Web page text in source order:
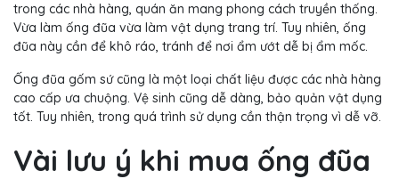
trong các nhà hàng, quán ăn mang phong cách truyền thống.
Vừa làm ống đũa vừa làm vật dụng trang trí. Tuy nhiên, ống
đũa này cần để khô ráo, tránh để nơi ẩm ướt dễ bị ẩm mốc.
Ống đũa gốm sứ cũng là một loại chất liệu được các nhà hàng
cao cấp ưa chuộng. Vệ sinh cũng dễ dàng, bảo quản vật dụng
tốt. Tuy nhiên, trong quá trình sử dụng cần thận trọng vì dễ vỡ.
Vài lưu ý khi mua ống đũa